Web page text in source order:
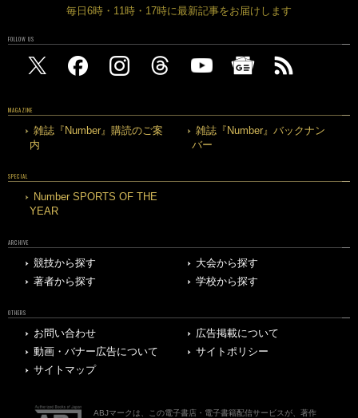
毎日6時・11時・17時に最新記事をお届けします
FOLLOW US
MAGAZINE
雑誌『Number』購読のご案
内
雑誌『Number』バックナン
バー
SPECIAL
Number SPORTS OF THE
YEAR
ARCHIVE
競技から探す
大会から探す
著者から探す
学校から探す
OTHERS
お問い合わせ
広告掲載について
動画・バナー広告について
サイトポリシー
サイトマップ
ABJマークは、この電子書店・電子書籍配信サービスが、著作